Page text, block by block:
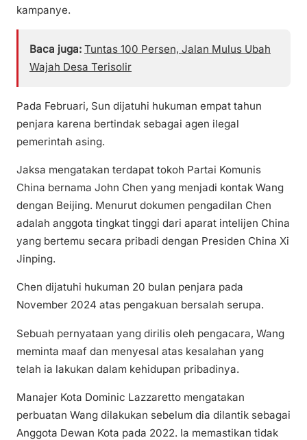
kampanye.
Baca juga: Tuntas 100 Persen, Jalan Mulus Ubah
Wajah Desa Terisolir
Pada Februari, Sun dijatuhi hukuman empat tahun
penjara karena bertindak sebagai agen ilegal
pemerintah asing.
Jaksa mengatakan terdapat tokoh Partai Komunis
China bernama John Chen yang menjadi kontak Wang
dengan Beijing. Menurut dokumen pengadilan Chen
adalah anggota tingkat tinggi dari aparat intelijen China
yang bertemu secara pribadi dengan Presiden China Xi
Jinping.
Chen dijatuhi hukuman 20 bulan penjara pada
November 2024 atas pengakuan bersalah serupa.
Sebuah pernyataan yang dirilis oleh pengacara, Wang
meminta maaf dan menyesal atas kesalahan yang
telah ia lakukan dalam kehidupan pribadinya.
Manajer Kota Dominic Lazzaretto mengatakan
perbuatan Wang dilakukan sebelum dia dilantik sebagai
Anggota Dewan Kota pada 2022. Ia memastikan tidak